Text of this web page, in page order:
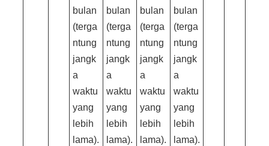
bulan
(terga
ntung
jangk
a
waktu
yang
lebih
lama).
bulan
(terga
ntung
jangk
a
waktu
yang
lebih
lama).
bulan
(terga
ntung
jangk
a
waktu
yang
lebih
lama).
bulan
(terga
ntung
jangk
a
waktu
yang
lebih
lama).